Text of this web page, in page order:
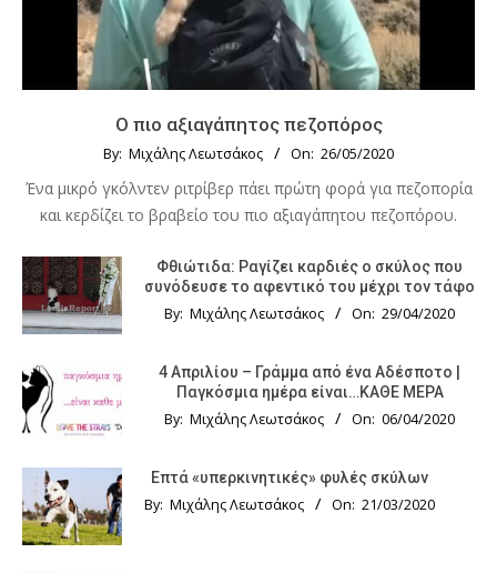
Ο πιο αξιαγάπητος πεζοπόρος
By: Μιχάλης Λεωτσάκος On: 26/05/2020
Ένα μικρό γκόλντεν ριτρίβερ πάει πρώτη φορά για πεζοπορία
και κερδίζει το βραβείο του πιο αξιαγάπητου πεζοπόρου.
Φθιώτιδα: Ραγίζει καρδιές ο σκύλος που
συνόδευσε το αφεντικό του μέχρι τον τάφο
By: Μιχάλης Λεωτσάκος On: 29/04/2020
4 Απριλίου – Γράμμα από ένα Αδέσποτο |
Παγκόσμια ημέρα είναι…ΚΑΘΕ ΜΕΡΑ
By: Μιχάλης Λεωτσάκος On: 06/04/2020
Επτά «υπερκινητικές» φυλές σκύλων
By: Μιχάλης Λεωτσάκος On: 21/03/2020